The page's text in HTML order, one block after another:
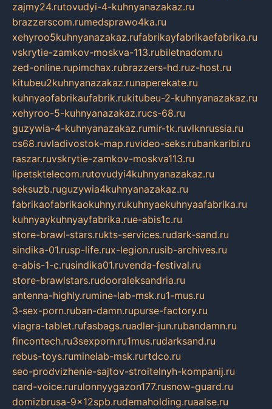
zajmy24.rutovudyi-4-kuhnyanazakaz.ru
brazzerscom.rumedsprawo4ka.ru
xehyroo5kuhnyanazakaz.rufabrikayfabrikaefabrika.ru
vskrytie-zamkov-moskva-113.rubiletnadom.ru
zed-online.rupimchax.rubrazzers-hd.ruz-host.ru
kitubeu2kuhnyanazakaz.runaperekate.ru
kuhnyaofabrikaufabrik.rukitubeu-2-kuhnyanazakaz.ru
xehyroo-5-kuhnyanazakaz.rucs-68.ru
guzywia-4-kuhnyanazakaz.rumir-tk.ruvlknrussia.ru
cs68.ruvladivostok-map.ruvideo-seks.rubankaribi.ru
raszar.ruvskrytie-zamkov-moskva113.ru
lipetsktelecom.rutovudyi4kuhnyanazakaz.ru
seksuzb.ruguzywia4kuhnyanazakaz.ru
fabrikaofabrikaokuhny.rukuhnyaekuhnyaafabrika.ru
kuhnyaykuhnyayfabrika.rue-abis1c.ru
store-brawl-stars.rukts-services.rudark-sand.ru
sindika-01.rusp-life.rux-legion.rusib-archives.ru
e-abis-1-c.rusindika01.ruvenda-festival.ru
store-brawlstars.rudooraleksandria.ru
antenna-highly.rumine-lab-msk.ru1-mus.ru
3-sex-porn.ruban-damn.rupurse-factory.ru
viagra-tablet.rufasbags.ruadler-jun.rubandamn.ru
fincontech.ru3sexporn.ru1mus.rudarksand.ru
rebus-toys.ruminelab-msk.rurtdco.ru
seo-prodvizhenie-sajtov-stroitelnyh-kompanij.ru
card-voice.rurulonnyygazon177.rusnow-guard.ru
domizbrusa-9x12spb.rudemaholding.ruaalse.ru